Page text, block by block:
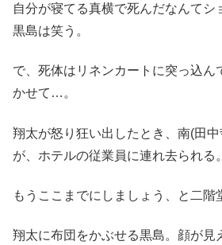
自分が寝てる真横で死んだなんてシ
黒島は笑う。
で、死体はリネンカートに突っ込ん
かせて…。
翔太が怒り狂い出したとき、南(田中
が、ホテルの従業員に連れ去られる。
もうここまでにしましょう、と二階
翔太に布団をかぶせる黒島。顔が見